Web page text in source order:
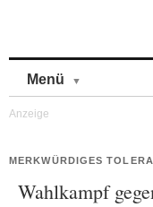
Menü
MERKWÜRDIGES
Wahlkampf